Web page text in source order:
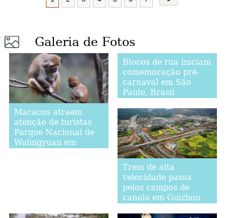
Galeria de Fotos
Macacos atraem
atenção de turistas
Parque Nacional de
Wulingyuan em
Blocos de rua iniciam
comemoração pré-
carnaval em São
Paulo, Brasil
Trem de alta
velocidade passa
pelos campos de
canola em Guizhou